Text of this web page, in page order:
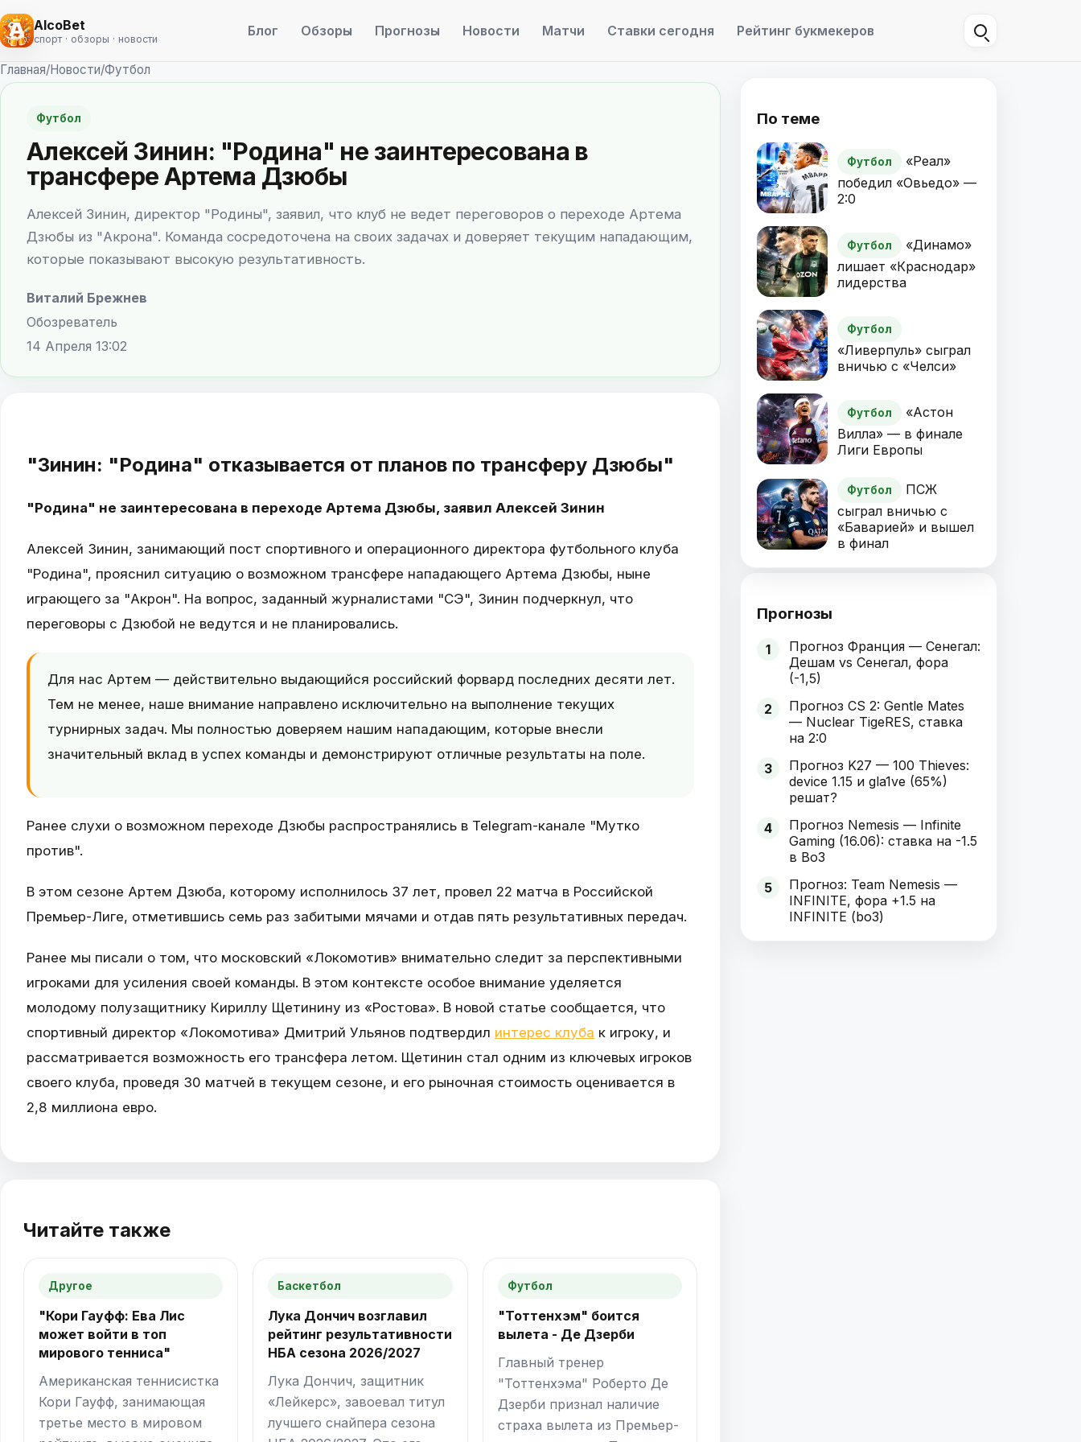
AlcoBet
спорт · обзоры · новости Блог Обзоры Прогнозы Новости Матчи Ставки сегодня Рейтинг букмекеров
Главная/Новости/Футбол
Футбол
Алексей Зинин: "Родина" не заинтересована в
трансфере Артема Дзюбы
Алексей Зинин, директор "Родины", заявил, что клуб не ведет переговоров о переходе Артема
Дзюбы из "Акрона". Команда сосредоточена на своих задачах и доверяет текущим нападающим,
которые показывают высокую результативность.
Виталий Брежнев
Обозреватель
14 Апреля 13:02
"Зинин: "Родина" отказывается от планов по трансферу Дзюбы"
"Родина" не заинтересована в переходе Артема Дзюбы, заявил Алексей Зинин
Алексей Зинин, занимающий пост спортивного и операционного директора футбольного клуба
"Родина", прояснил ситуацию о возможном трансфере нападающего Артема Дзюбы, ныне
играющего за "Акрон". На вопрос, заданный журналистами "СЭ", Зинин подчеркнул, что
переговоры с Дзюбой не ведутся и не планировались.
Для нас Артем — действительно выдающийся российский форвард последних десяти лет.
Тем не менее, наше внимание направлено исключительно на выполнение текущих
турнирных задач. Мы полностью доверяем нашим нападающим, которые внесли
значительный вклад в успех команды и демонстрируют отличные результаты на поле.
Ранее слухи о возможном переходе Дзюбы распространялись в Telegram-канале "Мутко
против".
В этом сезоне Артем Дзюба, которому исполнилось 37 лет, провел 22 матча в Российской
Премьер-Лиге, отметившись семь раз забитыми мячами и отдав пять результативных передач.
Ранее мы писали о том, что московский «Локомотив» внимательно следит за перспективными
игроками для усиления своей команды. В этом контексте особое внимание уделяется
молодому полузащитнику Кириллу Щетинину из «Ростова». В новой статье сообщается, что
спортивный директор «Локомотива» Дмитрий Ульянов подтвердил интерес клуба к игроку, и
рассматривается возможность его трансфера летом. Щетинин стал одним из ключевых игроков
своего клуба, проведя 30 матчей в текущем сезоне, и его рыночная стоимость оценивается в
2,8 миллиона евро.
Читайте также
Другое
"Кори Гауфф: Ева Лис
может войти в топ
мирового тенниса"
Американская теннисистка
Кори Гауфф, занимающая
третье место в мировом
Баскетбол
Лука Дончич возглавил
рейтинг результативности
НБА сезона 2026/2027
Лука Дончич, защитник
«Лейкерс», завоевал титул
лучшего снайпера сезона
Футбол
"Тоттенхэм" боится
вылета - Де Дзерби
Главный тренер
"Тоттенхэма" Роберто Де
Дзерби признал наличие
страха вылета из Премьер-
По теме
Футбол
«Реал»
победил «Овьедо» —
2:0
Футбол
«Динамо»
лишает «Краснодар»
лидерства
Футбол
«Ливерпуль» сыграл
вничью с «Челси»
Футбол
«Астон
Вилла» — в финале
Лиги Европы
Футбол
ПСЖ
сыграл вничью с
«Баварией» и вышел
в финал
Прогнозы
1
Прогноз Франция — Сенегал:
Дешам vs Сенегал, фора
(-1,5)
2
Прогноз CS 2: Gentle Mates
— Nuclear TigeRES, ставка
на 2:0
3
Прогноз K27 — 100 Thieves:
device 1.15 и gla1ve (65%)
решат?
4
Прогноз Nemesis — Infinite
Gaming (16.06): ставка на -1.5
в Bo3
5
Прогноз: Team Nemesis —
INFINITE, фора +1.5 на
INFINITE (bo3)